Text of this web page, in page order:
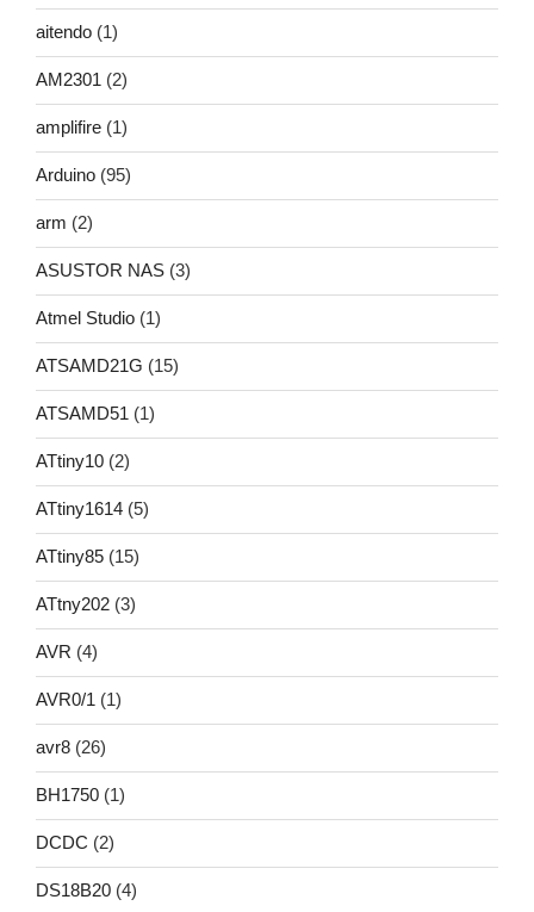
aitendo (1)
AM2301 (2)
amplifire (1)
Arduino (95)
arm (2)
ASUSTOR NAS (3)
Atmel Studio (1)
ATSAMD21G (15)
ATSAMD51 (1)
ATtiny10 (2)
ATtiny1614 (5)
ATtiny85 (15)
ATtny202 (3)
AVR (4)
AVR0/1 (1)
avr8 (26)
BH1750 (1)
DCDC (2)
DS18B20 (4)